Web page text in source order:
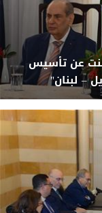
عن تأسيس
– لبنان"